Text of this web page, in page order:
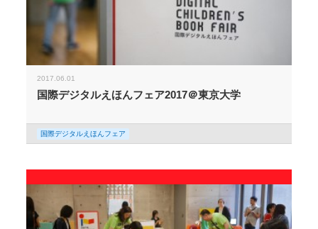
2017.06.01
国際デジタルえほんフェア2017＠東京大学
国際デジタルえほんフェア